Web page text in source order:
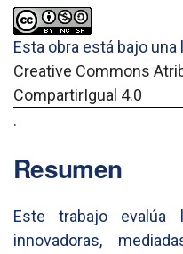
Esta obra está bajo
Creative Commons
CompartirIgual 4.0
.
Resumen
Este trabajo evalúa
innovadoras,